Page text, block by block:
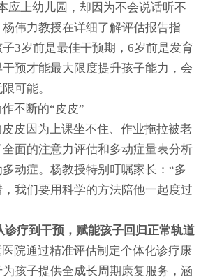
应上幼儿园，却因为不会说话听不
伟力教授在详细了解评估报告指
3岁前是最佳干预期，6岁前是发育
预才能最大限度提升孩子能力，会
可能。
不断的“皮皮”
皮因为上课坐不住、作业拖拉被老
面的注意力评估和多动症量表分析
动症。杨教授特别叮嘱家长：“多
我们要用科学的方法陪他一起度过
诊疗到干预，赋能孩子回归正常轨道
院通过精准评估制定个体化诊疗康
孩子提供全成长周期康复服务，涵